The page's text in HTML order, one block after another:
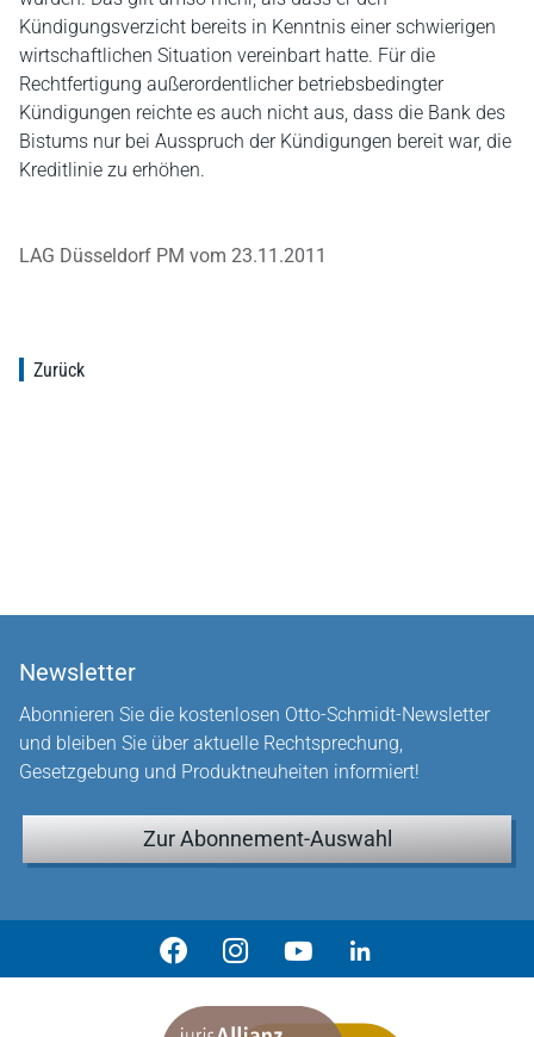
Kündigungsverzicht bereits in Kenntnis einer schwierigen
wirtschaftlichen Situation vereinbart hatte. Für die
Rechtfertigung außerordentlicher betriebsbedingter
Kündigungen reichte es auch nicht aus, dass die Bank des
Bistums nur bei Ausspruch der Kündigungen bereit war, die
Kreditlinie zu erhöhen.
LAG Düsseldorf PM vom 23.11.2011
Zurück
Newsletter
Abonnieren Sie die kostenlosen Otto-Schmidt-Newsletter
und bleiben Sie über aktuelle Rechtsprechung,
Gesetzgebung und Produktneuheiten informiert!
Zur Abonnement-Auswahl